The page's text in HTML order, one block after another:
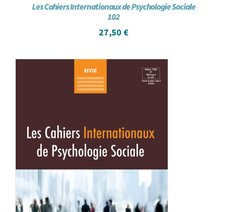
Les Cahiers Internationaux de Psychologie Sociale
102
27,50 €